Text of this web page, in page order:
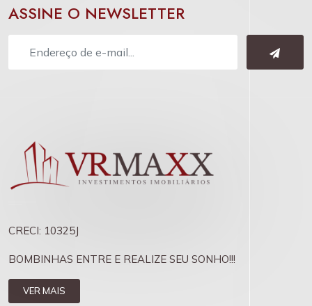
ASSINE O NEWSLETTER
CRECI: 10325J
BOMBINHAS ENTRE E REALIZE SEU SONHO!!!
VER MAIS